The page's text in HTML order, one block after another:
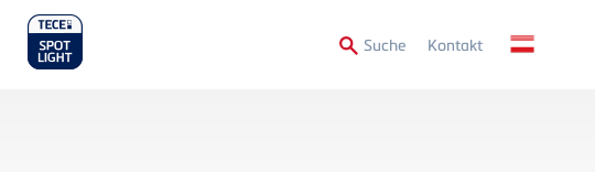
SucheSecondary
Kontakt